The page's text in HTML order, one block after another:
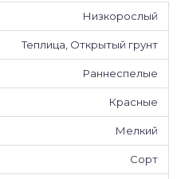
Низкорослый
Теплица, Открытый грунт
Раннеспелые
Красные
Мелкий
Сорт